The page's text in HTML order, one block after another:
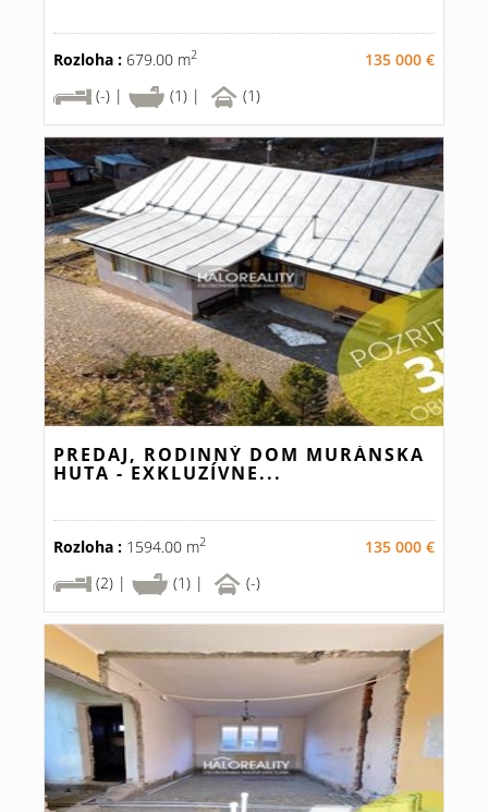
Rozloha : 679.00 m2
135 000 €
(-) |
(1) | (1)
PREDAJ, RODINNÝ DOM MURÁNSKA
HUTA - EXKLUZÍVNE...
Rozloha : 1594.00 m2
135 000 €
(2) |
(1) | (-)